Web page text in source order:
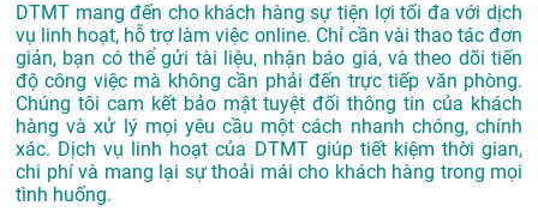
DTMT mang đến cho khách hàng sự tiện lợi tối đa với dịch
vụ linh hoạt, hỗ trợ làm việc online. Chỉ cần vài thao tác đơn
giản, bạn có thể gửi tài liệu, nhận báo giá, và theo dõi tiến
độ công việc mà không cần phải đến trực tiếp văn phòng.
Chúng tôi cam kết bảo mật tuyệt đối thông tin của khách
hàng và xử lý mọi yêu cầu một cách nhanh chóng, chính
xác. Dịch vụ linh hoạt của DTMT giúp tiết kiệm thời gian,
chi phí và mang lại sự thoải mái cho khách hàng trong mọi
tình huống.